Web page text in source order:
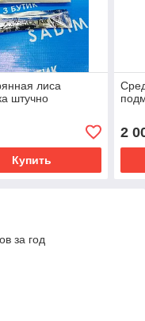
лиса
штучно
Купить
2
за год